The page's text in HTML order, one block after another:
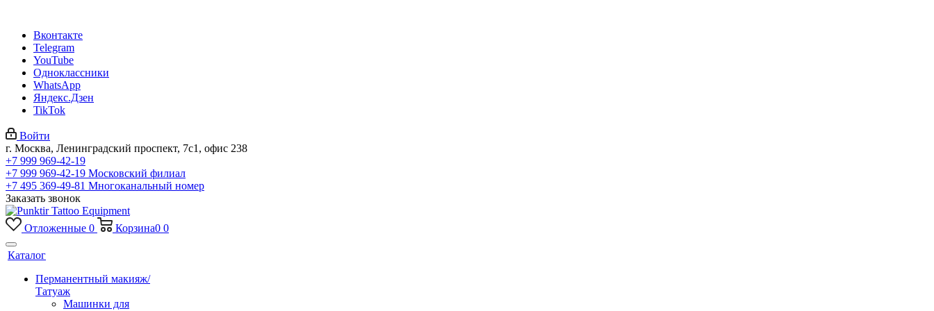
Вконтакте
Telegram
YouTube
Одноклассники
WhatsApp
Яндекс.Дзен
TikTok
Войти
г. Москва, Ленинградский проспект, 7с1, офис 238
+7 999 969-42-19
+7 999 969-42-19 Московский филиал
+7 495 369-49-81 Многоканальный номер
Заказать звонок
Отложенные 0 Корзина0 0
Каталог
Перманентный макияж/
Татуаж
Машинки для